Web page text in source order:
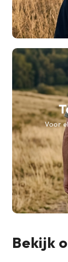
Voor
Bekijk